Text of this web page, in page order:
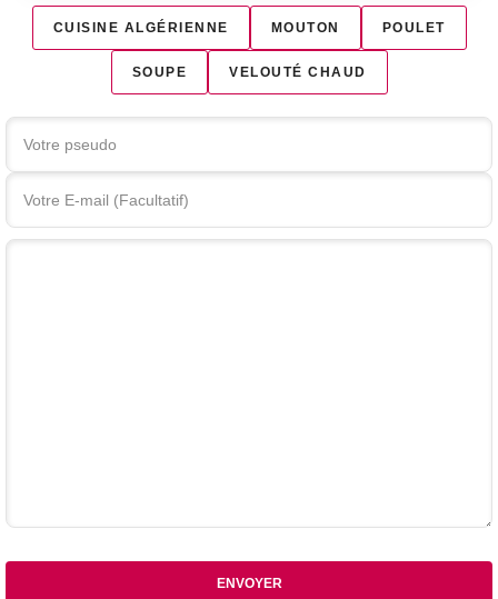
CUISINE ALGÉRIENNE MOUTON POULET
SOUPE VELOUTÉ CHAUD
Votre commentaire
ENVOYER